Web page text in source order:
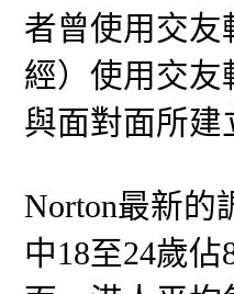
者曾使用交友
經）使用交友
與面對面所建
Norton最新的
中18至24歲